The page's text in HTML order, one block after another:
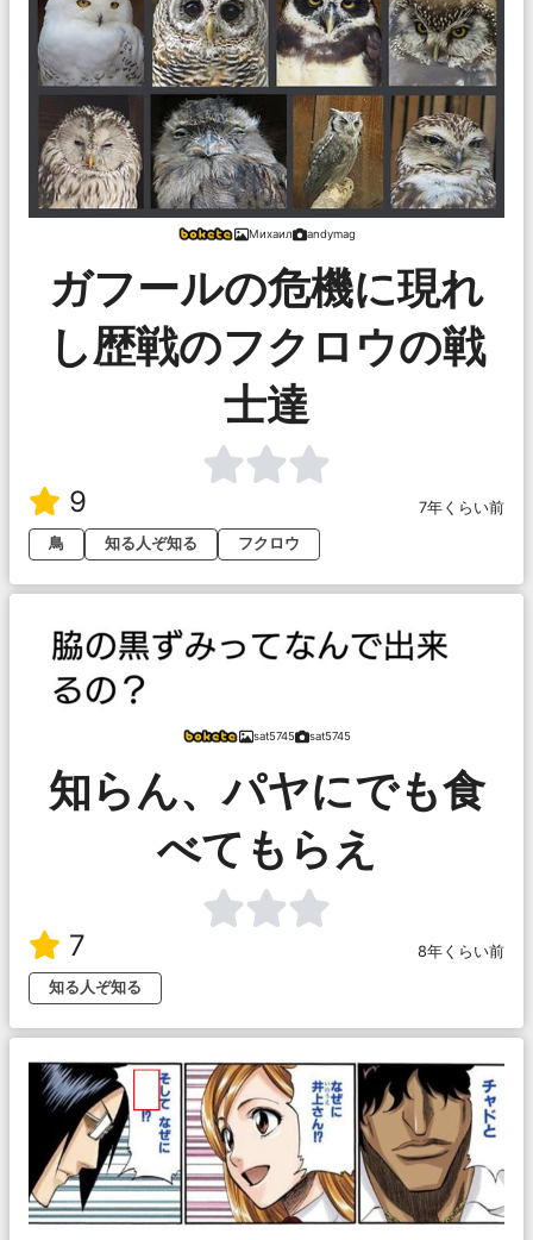
Михаил andymag
ガフールの危機に現れ
し歴戦のフクロウの戦
士達
9
7年くらい前
鳥
知る人ぞ知る フクロウ
sat5745 sat5745
知らん、パヤにでも食
べてもらえ
7
8年くらい前
知る人ぞ知る